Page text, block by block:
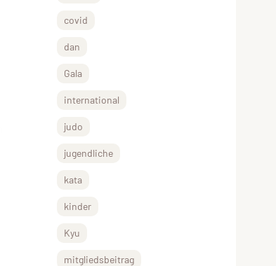
covid
dan
Gala
international
judo
jugendliche
kata
kinder
Kyu
mitgliedsbeitrag